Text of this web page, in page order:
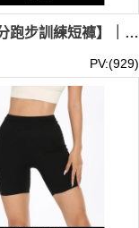
【訂造三分跑步訓練短褲】｜假兩件式設計｜內置彈力襯褲｜褲腳小開衩｜現貨主推｜多色款式｜雙層短褲公司 SKSP085-MBTY-H51145
PV:(929)